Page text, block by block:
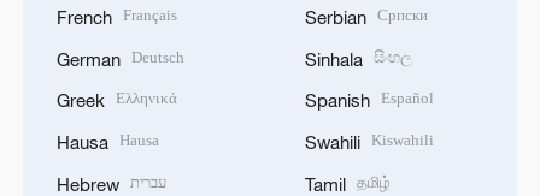
French Français
German Deutsch
Greek Ελληνικά
Hausa Hausa
Hebrew עברית
Serbian Српски
Sinhala සිංහල
Spanish Español
Swahili Kiswahili
Tamil தமிழ்